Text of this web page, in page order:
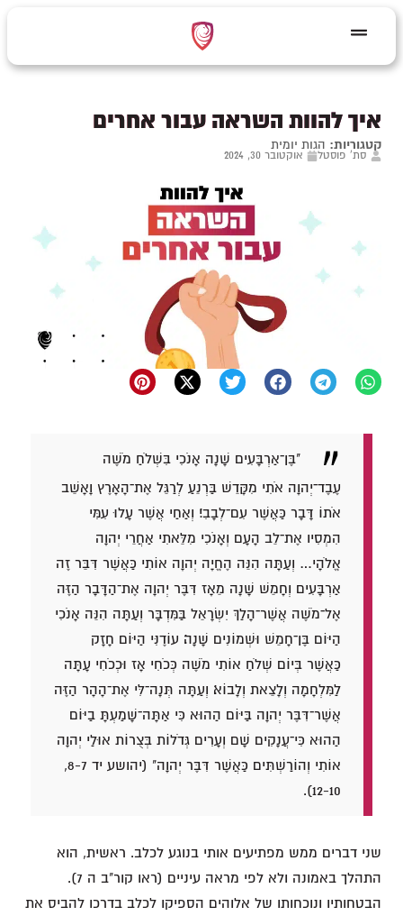
איך להוות השראה עבור אחרים
קטגוריות: הגות יומית
סת' פוסטל אוקטובר 30, 2024
"בֶּן־אַרְבָּעִים שָׁנָה אָנֹכִי בִּשְׁלֹחַ מֹשֶׁה
עֶבֶד־יְהוָה אֹתִי מִקָּדֵשׁ בַּרְנֵעַ לְרַגֵּל אֶת־הָאָרֶץ וָאָשֵׁב
אֹתוֹ דָּבָר כַּאֲשֶׁר עִם־לְבָבִי׃ וְאַחַי אֲשֶׁר עָלוּ עִמִּי
הִמְסִיו אֶת־לֵב הָעָם וְאָנֹכִי מִלֵּאתִי אַחֲרֵי יְהוָה
אֱלֹהָי… וְעַתָּה הִנֵּה הֶחֱיָה יְהוָה אוֹתִי כַּאֲשֶׁר דִּבֵּר זֶה
אַרְבָּעִים וְחָמֵשׁ שָׁנָה מֵאָז דִּבֶּר יְהוָה אֶת־הַדָּבָר הַזֶּה
אֶל־מֹשֶׁה אֲשֶׁר־הָלַךְ יִשְׂרָאֵל בַּמִּדְבָּר וְעַתָּה הִנֵּה אָנֹכִי
הַיּוֹם בֶּן־חָמֵשׁ וּשְׁמוֹנִים שָׁנָה׃ עוֹדֶנִּי הַיּוֹם חָזָק
כַּאֲשֶׁר בְּיוֹם שְׁלֹחַ אוֹתִי מֹשֶׁה כְּכֹחִי אָז וּכְכֹחִי עָתָּה
לַמִּלְחָמָה וְלָצֵאת וְלָבוֹא׃ וְעַתָּה תְּנָה־לִּי אֶת־הָהָר הַזֶּה
אֲשֶׁר־דִּבֶּר יְהוָה בַּיּוֹם הַהוּא כִּי אַתָּה־שָׁמַעְתָּ בַיּוֹם
הַהוּא כִּי־עֲנָקִים שָׁם וְעָרִים גְּדֹלוֹת בְּצֻרוֹת אוּלַי יְהוָה
אוֹתִי וְהוֹרַשְׁתִּים כַּאֲשֶׁר דִּבֶּר יְהוָה" (יהושע יד 8-7,
12-10).
שני דברים ממש מפתיעים אותי בנוגע לכלב. ראשית, הוא
התהלך באמונה ולא לפי מראה עיניים (ראו קור"ב ה 7).
הבטחותיו ונוכחותו של אלוהים הספיקו לכלב בדרכו להביס את